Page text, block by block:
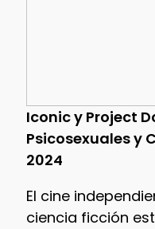
Iconic y Project
Psicosexuales y
2024
El cine
ciencia ficción